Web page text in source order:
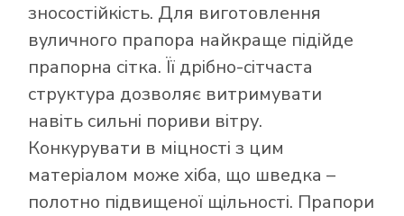
зносостійкість. Для виготовлення
вуличного прапора найкраще підійде
прапорна сітка. Її дрібно-сітчаста
структура дозволяє витримувати
навіть сильні пориви вітру.
Конкурувати в міцності з цим
матеріалом може хіба, що шведка –
полотно підвищеної щільності. Прапори